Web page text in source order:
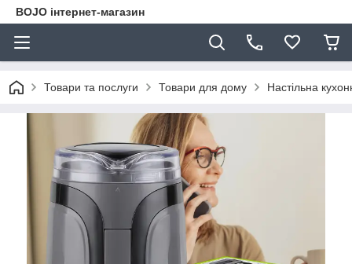
BOJO інтернет-магазин
Товари та послуги Товари для дому Настільна